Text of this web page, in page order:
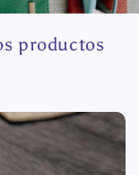
productos